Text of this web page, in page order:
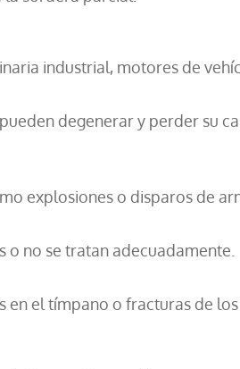
industrial, motores de
degenerar y perder su
explosiones o disparos de
no se tratan adecuadamente.
en el tímpano o fracturas de